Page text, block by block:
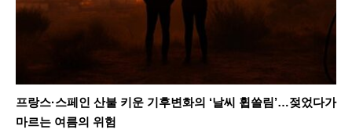
프랑스·스페인 산불 키운 기후변화의 ‘날씨 휩쓸림’…젖었다가
마르는 여름의 위험